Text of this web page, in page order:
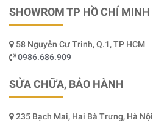
SHOWROM TP HỒ CHÍ MINH
58 Nguyễn Cư Trinh, Q.1, TP HCM
0986.686.909
SỬA CHỮA, BẢO HÀNH
235 Bạch Mai, Hai Bà Trưng, Hà Nội